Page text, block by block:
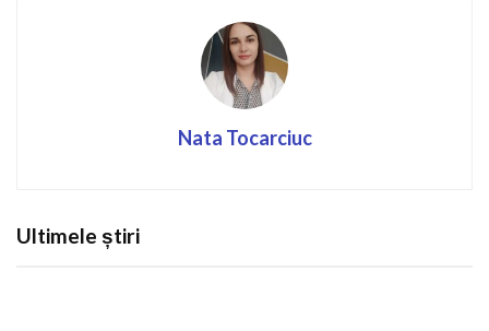
Nata Tocarciuc
Ultimele știri